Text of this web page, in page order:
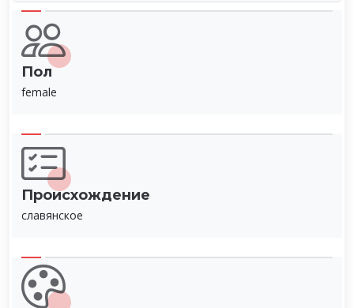
Пол
female
Происхождение
славянское